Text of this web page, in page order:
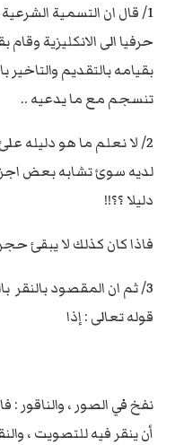
1/ قال ان التسمية
حرفيا الى الانكليزية وقام
بقيامه بالتقديم
تنسجم مع ما يدعيه ..
2/ لا نعلم ما هو دليله
لديه سوئ تشابه بعض
دليلا ؟؟!!
فاذا كان كذلك لا يبقئ
3/ ثم ان المقصود بالنقر
قوله تعالى : إذا
نفخ في الصور ، والناقور :
أن ينقر فيه للتصويت ،